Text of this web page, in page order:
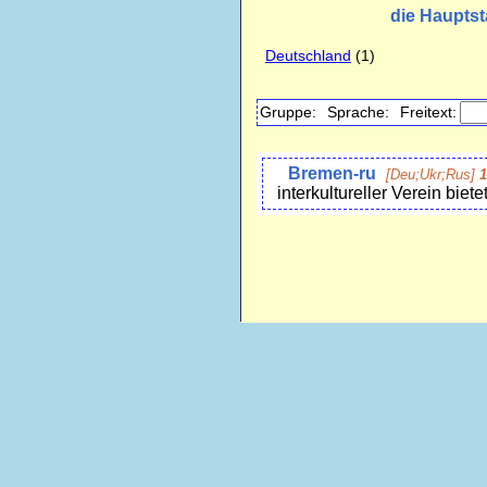
die
Deutschland (1)
Gruppe: Sprache: Freitext:
Bremen-ru [Deu;Ukr;Rus]
interkultureller Verein